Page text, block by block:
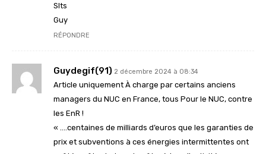
Slts
Guy
RÉPONDRE
Guydegif(91) 2 décembre 2024 à 08:34
Article uniquement À charge par certains anciens
managers du NUC en France, tous Pour le NUC, contre
les EnR !
« ….centaines de milliards d’euros que les garanties de
prix et subventions à ces énergies intermittentes ont